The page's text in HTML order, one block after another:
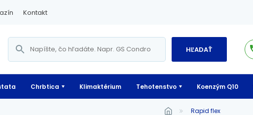
Kontakt
HĽADAŤ
Chrbtica Klimaktérium Tehotenstvo Koenzým Q10
rapid flex